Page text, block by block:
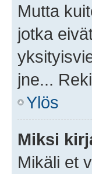
Mutta
jotka
jne...
Ylös
Miksi
Mikäli et